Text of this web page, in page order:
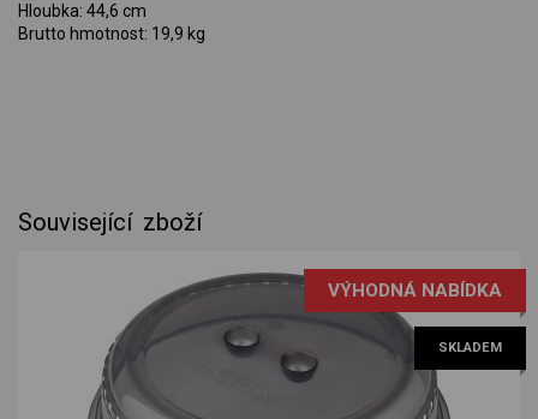
Hloubka: 44,6 cm
Brutto hmotnost: 19,9 kg
Související zboží
VÝHODNÁ NABÍDKA
SKLADEM